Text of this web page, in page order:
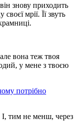
знову приходить
мрії. Її звуть
вона теж твоя
у мене з твоєю
потрібно
тим не менш, через